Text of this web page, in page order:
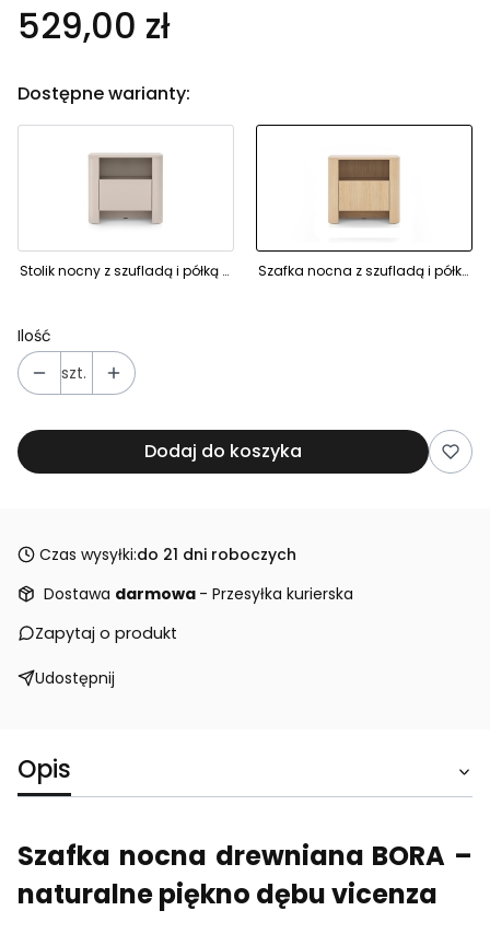
529,00 zł
Dostępne warianty:
Stolik nocny z szufladą i półką 58 cm BORA kaszmir złote dodatki Szafka nocna z szufladą i półką 58 cm BORA dąb vicenza
Ilość
szt.
Dodaj do koszyka
Czas wysyłki:do 21 dni roboczych
Dostawa darmowa - Przesyłka kurierska
Zapytaj o produkt
Udostępnij
Opis
Szafka nocna drewniana BORA –
naturalne piękno dębu vicenza